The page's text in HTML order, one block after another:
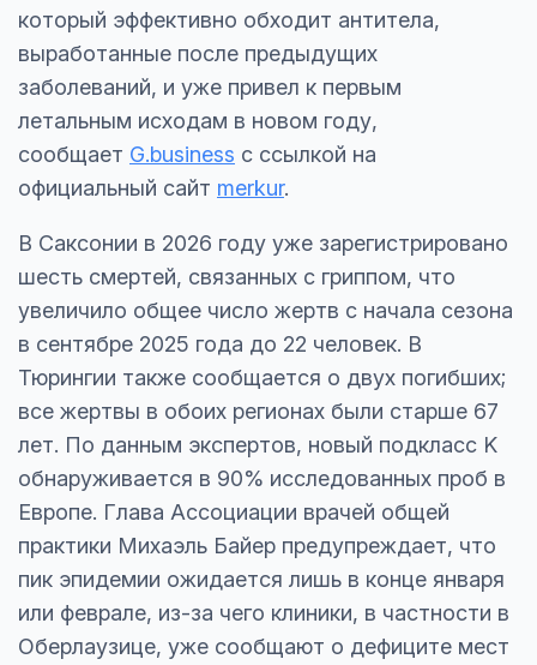
который эффективно обходит антитела,
выработанные после предыдущих
заболеваний, и уже привел к первым
летальным исходам в новом году,
сообщает G.business с ссылкой на
официальный сайт merkur.
В Саксонии в 2026 году уже зарегистрировано
шесть смертей, связанных с гриппом, что
увеличило общее число жертв с начала сезона
в сентябре 2025 года до 22 человек. В
Тюрингии также сообщается о двух погибших;
все жертвы в обоих регионах были старше 67
лет. По данным экспертов, новый подкласс K
обнаруживается в 90% исследованных проб в
Европе. Глава Ассоциации врачей общей
практики Михаэль Байер предупреждает, что
пик эпидемии ожидается лишь в конце января
или феврале, из-за чего клиники, в частности в
Оберлаузице, уже сообщают о дефиците мест